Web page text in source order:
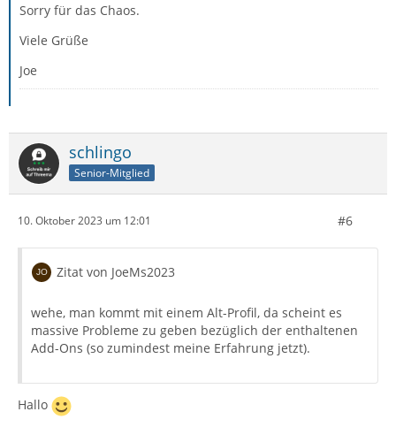
Sorry für das Chaos.
Viele Grüße
Joe
schlingo
Senior-Mitglied
10. Oktober 2023 um 12:01 #6
Zitat von JoeMs2023
wehe, man kommt mit einem Alt-Profil, da scheint es
massive Probleme zu geben bezüglich der enthaltenen
Add-Ons (so zumindest meine Erfahrung jetzt).
Hallo